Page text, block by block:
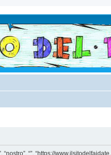
“nostro”, “”, “https://